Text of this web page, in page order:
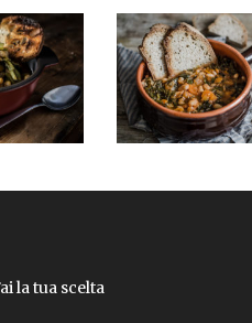
la tua scelta